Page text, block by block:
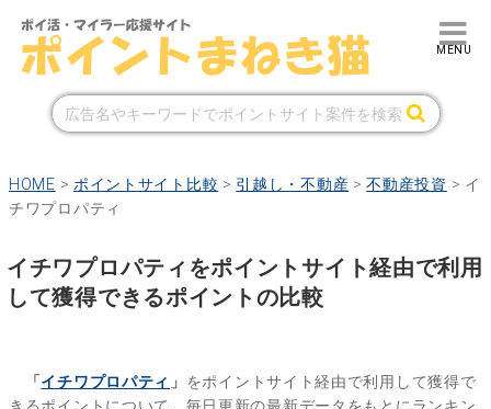
HOME > ポイントサイト比較 > 引越し・不動産 >不動産投資 > イ
チワプロパティ
イチワプロパティをポイントサイト経由で利用
して獲得できるポイントの比較
「 イチワプロパティ 」 をポイントサイト経由で利用して獲得で